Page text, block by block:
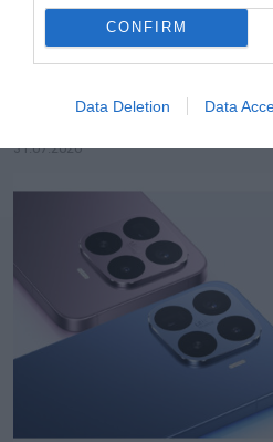
CONFIRM
Data Deletion Data
ΠΡΟΪΟΝΤΑ-ΥΠΗΡΕΣΙΕΣ
Η πιο ταξιδιάρικη
καλοκαιριού έχει την
Xiaomi
31.07.2026